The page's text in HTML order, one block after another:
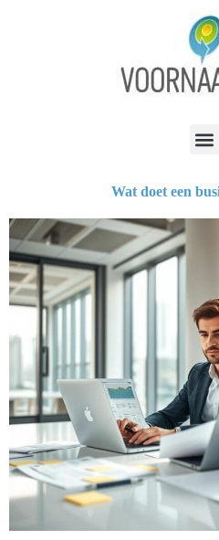
Wat doet een